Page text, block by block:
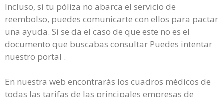
Incluso, si tu póliza no abarca el servicio de
reembolso, puedes comunicarte con ellos para pactar
una ayuda. Si se da el caso de que este no es el
documento que buscabas consultar Puedes intentar
nuestro portal .
En nuestra web encontrarás los cuadros médicos de
todas las tarifas de las principales empresas de